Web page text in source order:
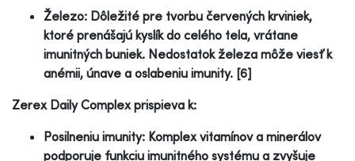
Železo: Dôležité pre tvorbu červených krviniek,
ktoré prenášajú kyslík do celého tela, vrátane
imunitných buniek. Nedostatok železa môže viesť k
anémii, únave a oslabeniu imunity. [6]
Zerex Daily Complex prispieva k:
Posilneniu imunity: Komplex vitamínov a minerálov
podporuje funkciu imunitného systému a zvyšuje